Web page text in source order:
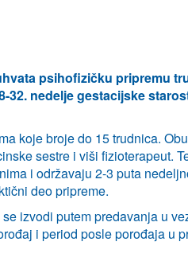
psihofizičku pripremu
32. nedelje gestacijske
koje broje do 15 trudnica.
sestre i viši fizioterapeut.
i održavaju 2-3 puta
deo pripreme.
izvodi putem predavanja u
i period posle porođaja u